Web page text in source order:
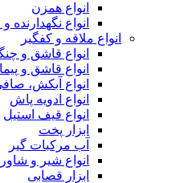
انواع همزن
انواع نگهدارنده و
انواع ملاقه و کفگیر
انواع قاشق و
انواع قاشق و
انواع آبکش،
انواع ادویه پاش
انواع قیف استیل
ابزار پخت
آب مرکبات گیر
انواع شیر و
ابزار قصابی